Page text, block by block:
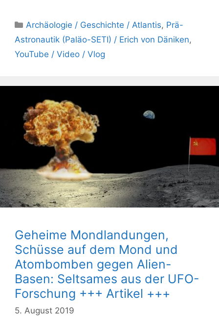
Kategorien
Archäologie / Geschichte / Atlantis, Prä-
Astronautik (Paläo-SETI) / Erich von Däniken,
YouTube / Video / Vlog
Geheime Mondlandungen,
Schüsse auf dem Mond und
Atombomben gegen Alien-
Basen: Seltsames aus der UFO-
Forschung +++ Artikel +++
5. August 2019